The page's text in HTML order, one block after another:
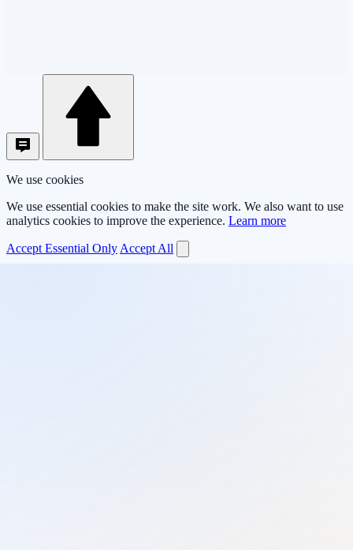
We use cookies
We use essential cookies to make the site work. We also want to use
analytics cookies to improve the experience. Learn more
Accept Essential Only Accept All